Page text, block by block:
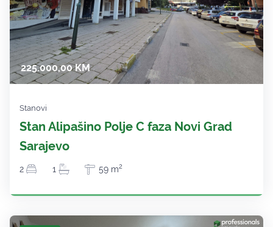
225.000,00 KM
Stanovi
Stan Alipašino Polje C faza Novi Grad
Sarajevo
2 1 59 m2